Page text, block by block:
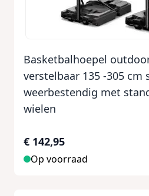
Basketbalhoepel
verstelbaar 135 -305 cm
weerbestendig met
wielen
€ 142,95
Op voorraad